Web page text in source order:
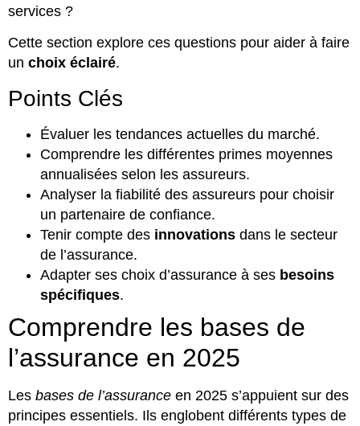
services ?
Cette section explore ces questions pour aider à faire
un choix éclairé.
Points Clés
Évaluer les tendances actuelles du marché.
Comprendre les différentes primes moyennes
annualisées selon les assureurs.
Analyser la fiabilité des assureurs pour choisir
un partenaire de confiance.
Tenir compte des innovations dans le secteur
de l’assurance.
Adapter ses choix d’assurance à ses besoins
spécifiques.
Comprendre les bases de
l’assurance en 2025
Les bases de l’assurance en 2025 s’appuient sur des
principes essentiels. Ils englobent différents types de